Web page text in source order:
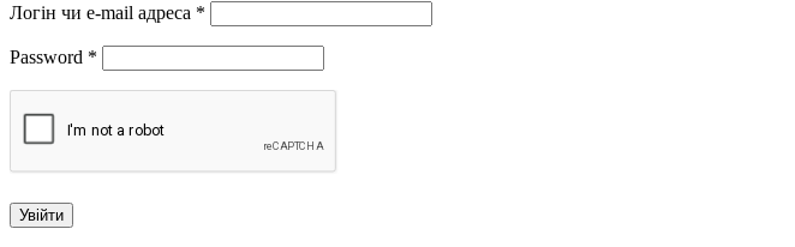
Логін чи e-mail адреса *
Password *
Увійти